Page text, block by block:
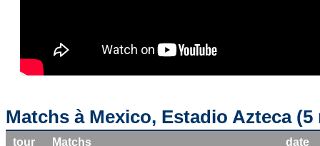
Matchs à Mexico, Estadio Azteca (5
tour Matchs date